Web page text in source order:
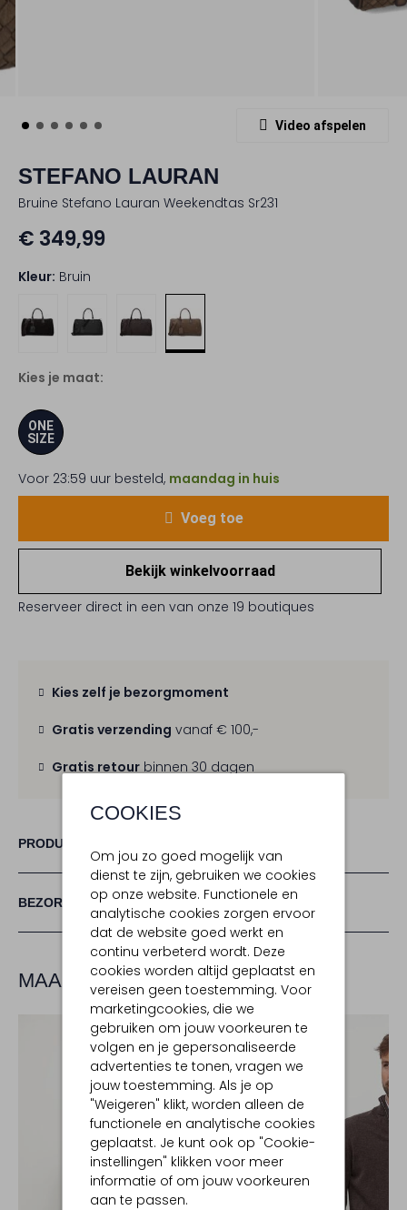
COOKIES
Om jou zo goed mogelijk van
dienst te zijn, gebruiken we cookies
op onze website. Functionele en
analytische cookies zorgen ervoor
dat de website goed werkt en
continu verbeterd wordt. Deze
cookies worden altijd geplaatst en
vereisen geen toestemming. Voor
marketingcookies, die we
gebruiken om jouw voorkeuren te
volgen en je gepersonaliseerde
advertenties te tonen, vragen we
jouw toestemming. Als je op
"Weigeren" klikt, worden alleen de
functionele en analytische cookies
geplaatst. Je kunt ook op "Cookie-
instellingen" klikken voor meer
informatie of om jouw voorkeuren
aan te passen.
Video afspelen
STEFANO LAURAN
Bruine Stefano Lauran Weekendtas Sr231
€ 349,99
Kleur: Bruin
Kies je maat:
ONE
SIZE
Voor 23:59 uur besteld, maandag in huis
Voeg toe
Bekijk winkelvoorraad
Reserveer direct in een van onze 19 boutiques
Kies zelf je bezorgmoment
Gratis verzending vanaf € 100,-
Gratis retour binnen 30 dagen
PRODUCT INFORMATIE
BEZORGEN & RETOURNEREN
MAAK JE LOOK COMPLEET